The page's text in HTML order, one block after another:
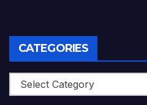
CATEGORIES
Categories